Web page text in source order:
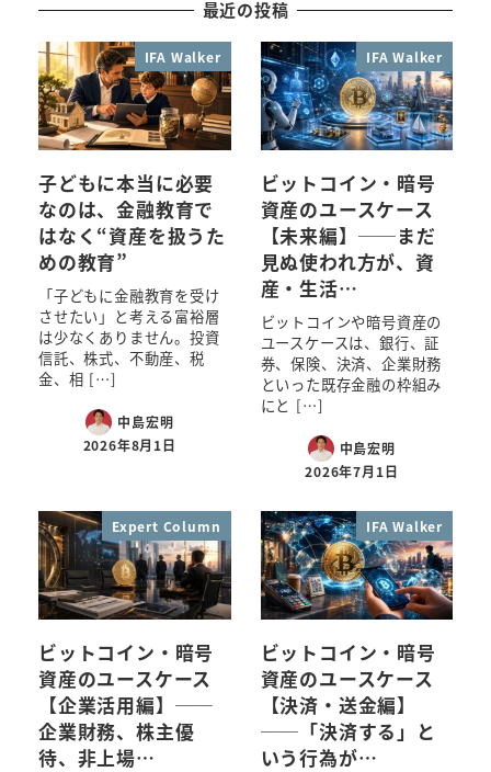
最近の投稿
IFA Walker
子どもに本当に必要
なのは、金融教育で
はなく“資産を扱うた
めの教育”
「子どもに金融教育を受け
させたい」と考える富裕層
は少なくありません。投資
信託、株式、不動産、税
金、相 […]
中島宏明
2026年8月1日
IFA Walker
ビットコイン・暗号
資産のユースケース
【未来編】──まだ
見ぬ使われ方が、資
産・生活…
ビットコインや暗号資産の
ユースケースは、銀行、証
券、保険、決済、企業財務
といった既存金融の枠組み
にと […]
中島宏明
2026年7月1日
Expert Column
ビットコイン・暗号
資産のユースケース
【企業活用編】──
企業財務、株主優
待、非上場…
IFA Walker
ビットコイン・暗号
資産のユースケース
【決済・送金編】
──「決済する」と
いう行為が…